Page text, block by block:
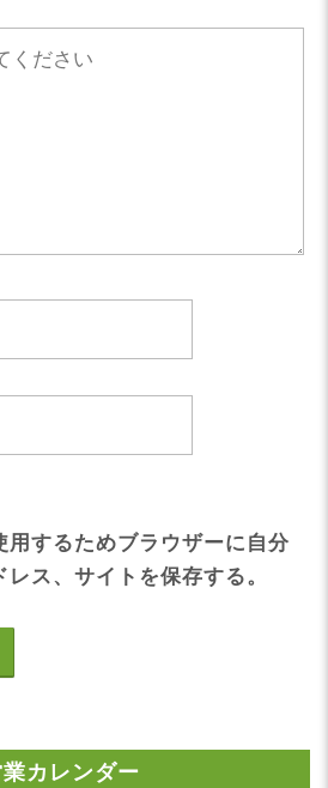
用するためブラウザーに自分
ス、サイトを保存する。
カレンダー